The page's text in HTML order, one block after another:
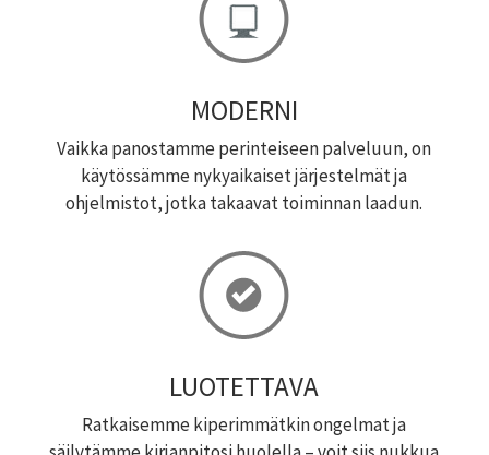
MODERNI
Vaikka panostamme perinteiseen palveluun, on
käytössämme nykyaikaiset järjestelmät ja
ohjelmistot, jotka takaavat toiminnan laadun.
LUOTETTAVA
Ratkaisemme kiperimmätkin ongelmat ja